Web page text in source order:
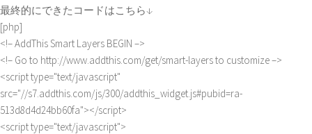
最終的にできたコードはこちら↓
[php]
<!– AddThis Smart Layers BEGIN –>
<!– Go to http://www.addthis.com/get/smart-layers to customize –>
<script type="text/javascript"
src="//s7.addthis.com/js/300/addthis_widget.js#pubid=ra-
513d8d4d24bb60fa"></script>
<script type="text/javascript">